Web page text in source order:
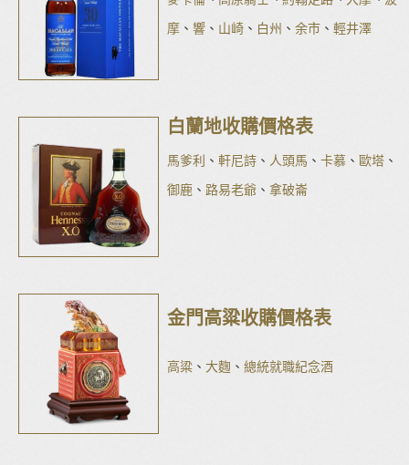
摩 、 響 、 山崎 、 白州 、 余市 、 輕井澤
白蘭地收購價格表
馬爹利 、 軒尼詩 、 人頭馬 、 卡慕 、 歐塔 、
御鹿 、 路易老爺 、 拿破崙
金門高粱收購價格表
高粱 、 大麴 、 總統就職紀念酒